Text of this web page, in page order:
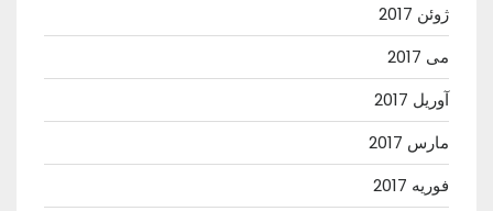
ژوئن 2017
می 2017
آوریل 2017
مارس 2017
فوریه 2017